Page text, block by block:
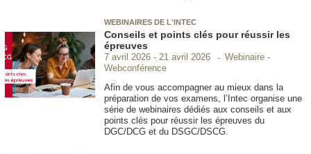
WEBINAIRES DE L'INTEC
Conseils et points clés pour réussir les
épreuves
7 avril 2026 21 avril 2026
Webinaire -
Webconférence
Afin de vous accompagner au mieux dans la
préparation de vos examens, l’Intec organise une
série de webinaires dédiés aux conseils et aux
points clés pour réussir les épreuves du
DGC/DCG et du DSGC/DSCG.